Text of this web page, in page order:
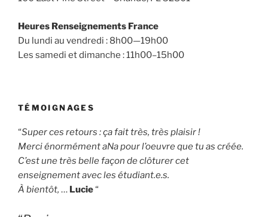
Heures Renseignements France
Du lundi au vendredi : 8h00—19h00
Les samedi et dimanche : 11h00–15h00
TÉMOIGNAGES
“Super ces retours : ça fait très, très plaisir !
Merci énormément aNa pour l’oeuvre que tu as créée.
C’est une très belle façon de clôturer cet
enseignement avec les étudiant.e.s.
À bientôt, … Lucie“